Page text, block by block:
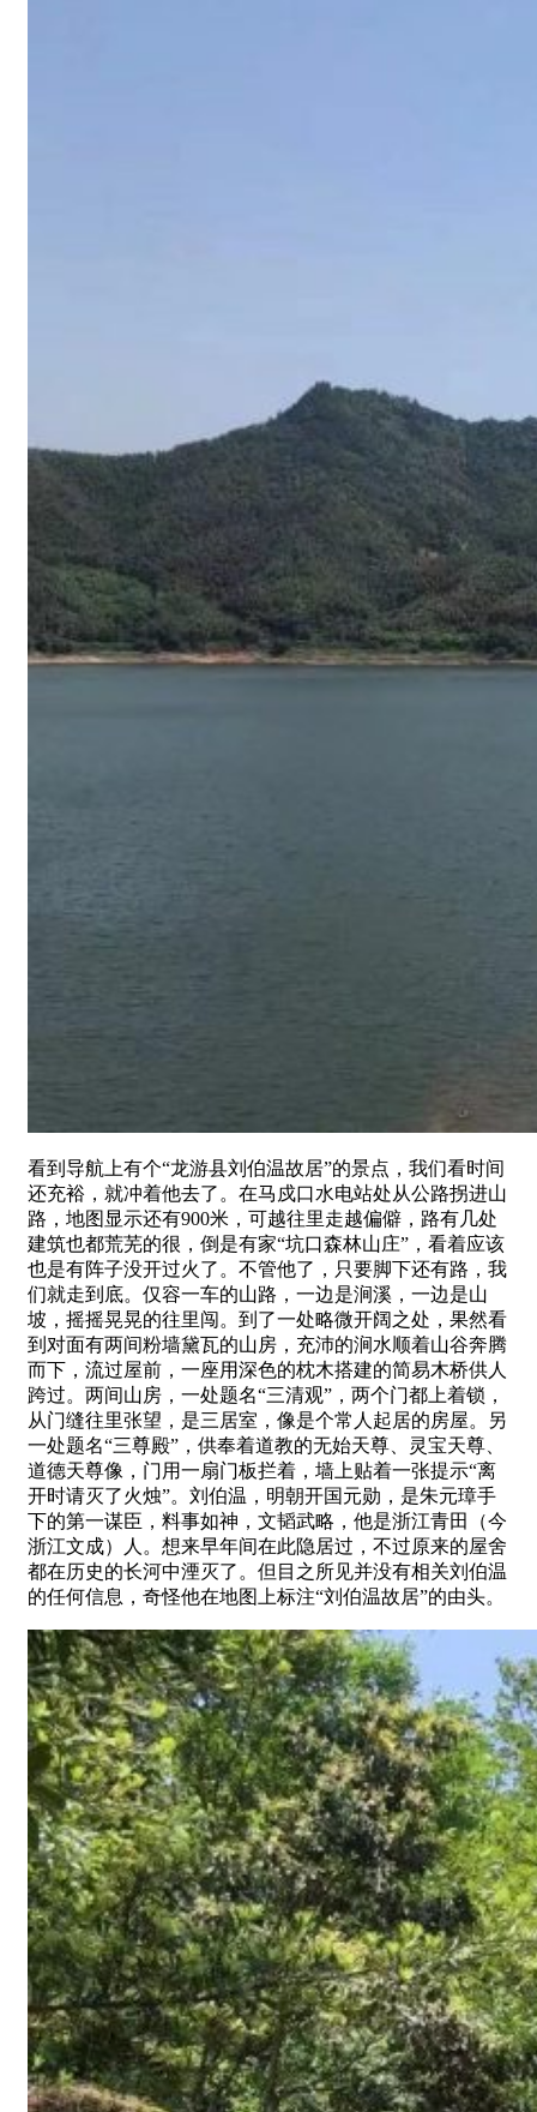
看到导航上有个“龙游县刘伯温故居”的景点，我们看时间
还充裕，就冲着他去了。在马戍口水电站处从公路拐进山
路，地图显示还有900米，可越往里走越偏僻，路有几处
建筑也都荒芜的很，倒是有家“坑口森林山庄”，看着应该
也是有阵子没开过火了。不管他了，只要脚下还有路，我
们就走到底。仅容一车的山路，一边是涧溪，一边是山
坡，摇摇晃晃的往里闯。到了一处略微开阔之处，果然看
到对面有两间粉墙黛瓦的山房，充沛的涧水顺着山谷奔腾
而下，流过屋前，一座用深色的枕木搭建的简易木桥供人
跨过。两间山房，一处题名“三清观”，两个门都上着锁，
从门缝往里张望，是三居室，像是个常人起居的房屋。另
一处题名“三尊殿”，供奉着道教的无始天尊、灵宝天尊、
道德天尊像，门用一扇门板拦着，墙上贴着一张提示“离
开时请灭了火烛”。刘伯温，明朝开国元勋，是朱元璋手
下的第一谋臣，料事如神，文韬武略，他是浙江青田（今
浙江文成）人。想来早年间在此隐居过，不过原来的屋舍
都在历史的长河中湮灭了。但目之所见并没有相关刘伯温
的任何信息，奇怪他在地图上标注“刘伯温故居”的由头。